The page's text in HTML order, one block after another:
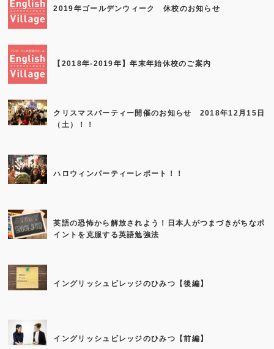
2019年ゴールデンウィーク 休校のお知らせ
【2018年-2019年】年末年始休校のご案内
クリスマスパーティー開催のお知らせ 2018年12月15日
（土）！！
ハロウィンパーティーレポート！！
英語の恐怖から解放されよう！日本人がつまづきがちなポ
イントを克服する英語勉強法
イングリッシュビレッジのひみつ【後編】
イングリッシュビレッジのひみつ【前編】